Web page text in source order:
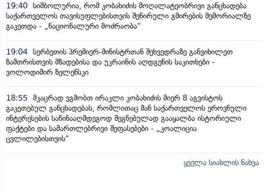
19:40 სიმბოლურია, რომ კობახიძის მოღალატეობრივი განცხადება
საქართველოს თავისუფლებისთვის შეწირული გმირების მემორიალზე
გაკეთდა - „ნაციონალური მოძრაობა“
19:04 სერბეთის პრემიერ-მინისტრთან შეხვედრაზე განვიხილეთ
ზამთრისთვის მზადებისა და უკრაინის აღდგენის საკითხები -
ვოლოდიმირ ზელენსკი
18:55 მკაცრად ვგმობთ ირაკლი კობახიძის მიერ 8 აგვისტოს
გაკეთებულ განცხადებას, რომლითაც მან საქართველოს ეროვნული
ინტერესების საწინააღმდეგოდ შეგნებულად გააყალბა ისტორიული
ფაქტები და სამართლებრივი შეფასებები - „კოალიცია
ცვლილებისთვის“
ყველა სიახლის ნახვა